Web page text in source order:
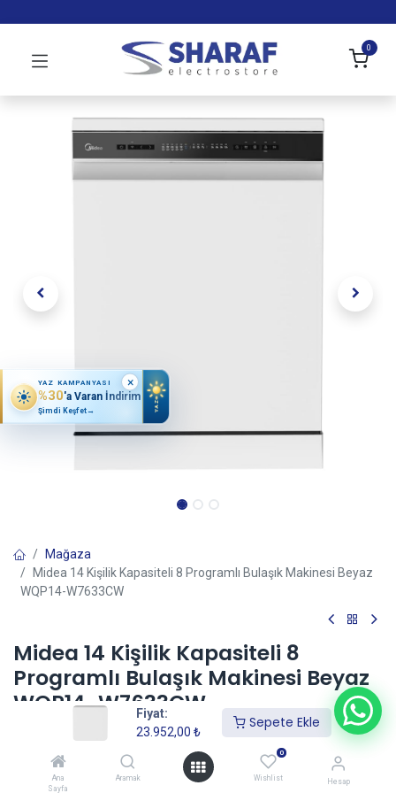
Fiyat:
23.952,00 ₺
Sepete Ekle
Ana
Sayfa
Aramak
0
Wishlist Hesap
0
Mağaza
Midea 14 Kişilik Kapasiteli 8 Programlı Bulaşık Makinesi Beyaz
WQP14-W7633CW
Midea 14 Kişilik Kapasiteli 8
Programlı Bulaşık Makinesi Beyaz
WQP14-W7633CW
(0 incele)
23.952,00
YAZ KAMPANYASI
%30'a Varan İndirim
Şimdi Keşfet→ YAZ
×